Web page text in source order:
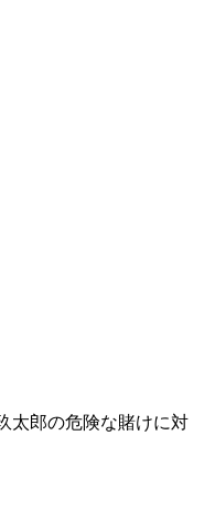
太郎の危険な賭けに対